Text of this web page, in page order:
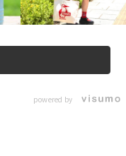
powered by